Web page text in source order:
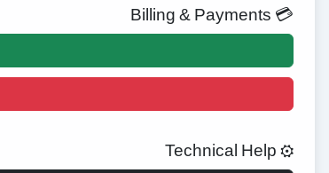
💳 Billing & Payments
⚙️ Technical Help